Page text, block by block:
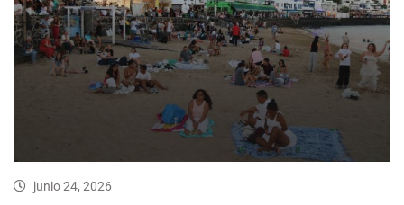
junio 24, 2026